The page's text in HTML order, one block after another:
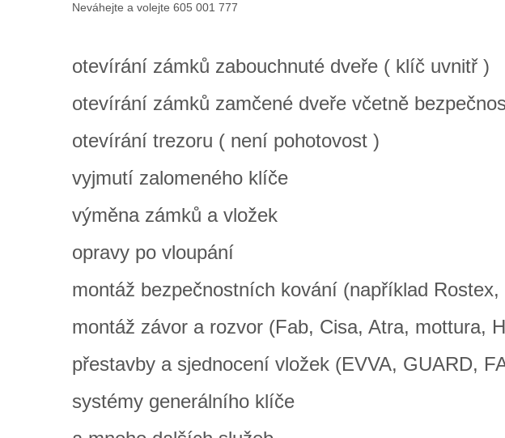
Neváhejte a volejte 605 001 777
otevírání zámků zabouchnuté dveře ( klíč uvnitř )
otevírání zámků zamčené dveře včetně
otevírání trezoru ( není pohotovost )
vyjmutí zalomeného klíče
výměna zámků a vložek
opravy po vloupání
montáž bezpečnostních kování (například Rostex,
montáž závor a rozvor (Fab, Cisa, Atra, mottura,
přestavby a sjednocení vložek (EVVA, GUARD,
systémy generálního klíče